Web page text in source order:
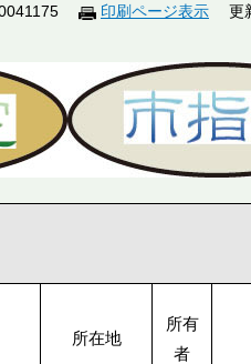
印刷ページ表示 更
所在地
所有
者